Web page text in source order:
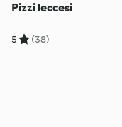
Pizzi leccesi
5 (38)